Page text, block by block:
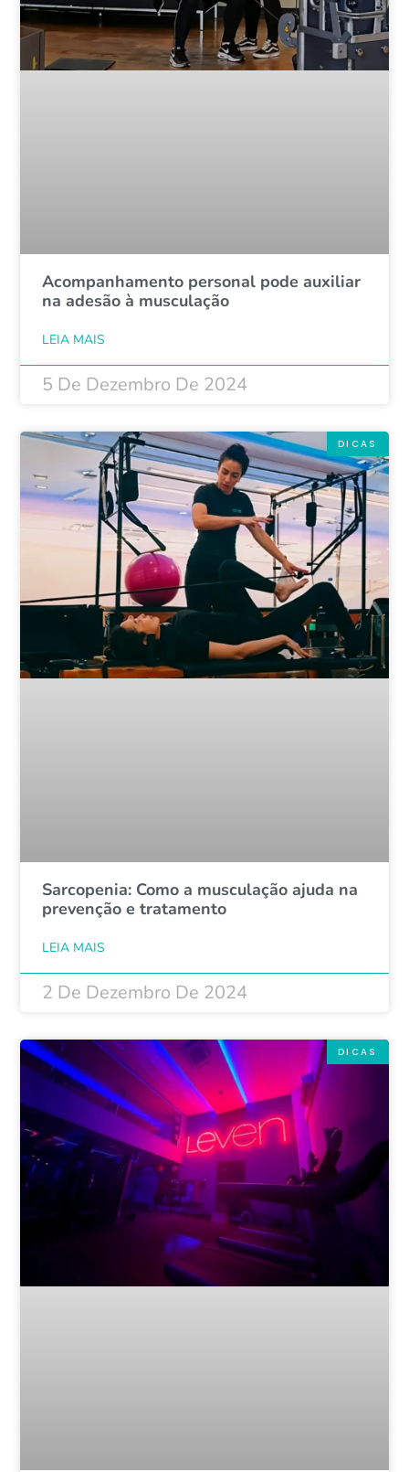
Acompanhamento personal pode auxiliar
na adesão à musculação
LEIA MAIS
5 De Dezembro De 2024
DICAS
Sarcopenia: Como a musculação ajuda na
prevenção e tratamento
LEIA MAIS
2 De Dezembro De 2024
DICAS